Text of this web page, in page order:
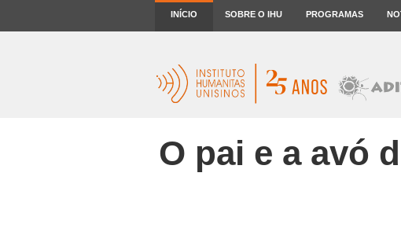
INÍCIO SOBRE O IHU PROGRAMAS
O pai e a avó